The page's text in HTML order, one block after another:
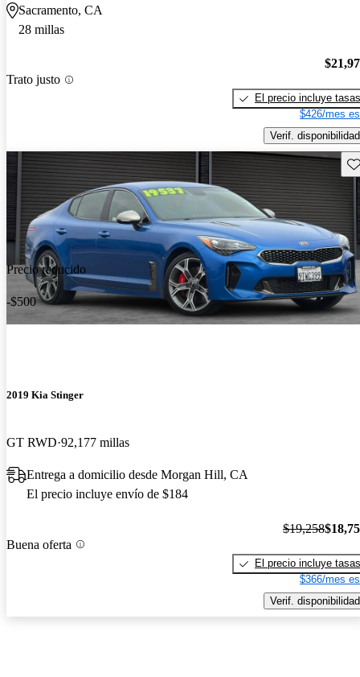
Sacramento, CA
28 millas
Trato justo
El precio incluye tasas
$426/mes
Verif. disponibilidad
Precio reducido
-$500
2019 Kia Stinger
GT RWD 92,177 millas
Entrega a domicilio desde Morgan Hill, CA
El precio incluye envío de $184
Buena oferta
$19,258
El precio incluye tasas
$366/mes
Verif. disponibilidad